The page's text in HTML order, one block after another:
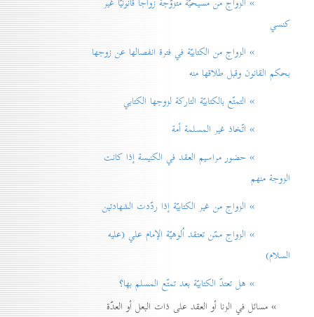
كنسي
» الزواج من الكتابيّة في فترة انفصالها عن زوجها
بحكم القانون وقبل طلاقها منه
» التمتّع بالكتابيّة التاركة لزوجها الكتابي
» اتّخاذ غير المسلمة أمة
» حضور مراسيم العقد في الكنيسة إذا كانت
الزوجة منهم
» الزواج من غير الكتابيّة إذا ردّدت الشهادتين
» الزواج ممّن تعتقد اُلوهيّة الإمام علي (عليه
السلام)
» هل تعتدّ الكتابيّة بعد تمتّع المسلم بها؟
» مسائل في الزنا أو العقد على ذات البعل أو العدّة